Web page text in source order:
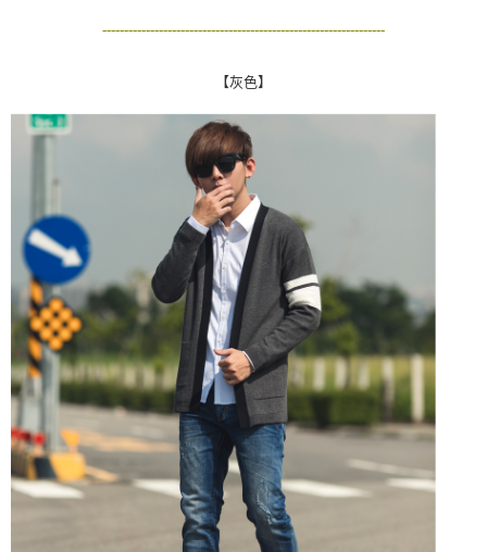
ATM／網路銀行／等多元方式進行付款，方視為交易完成。
購買商品的店家。未經商家同意取消之訂單仍視為有效，需透過AFTEE先享
※ 交易是否成功請以「AFTEE先享後付 」之結帳頁面顯示為準，若有關於
是否繳費成功／繳費後需取消欲退款等相關疑問，請聯繫「AFTEE先享後付
https://netprotections.freshdesk.com/support/home
１．透過由恩沛科技股份有限公司提供之「AFTEE先享後付」服務完成之交
易，需依本服務之必要範圍內提供個人資料，並將交易相關給付款項請求債
權轉讓予恩沛科技股份有限公司。
２．關於個人資料處理事宜，請瀏覽以下網址：
https://aftee.tw/terms/#terms3
３．未成年的使用者請事先徵得法定代理人或監護人之同意方可使用
「AFTEE先享後付」，若未經同意申辦者引起之損失，本公司不負相關責
任。
４．使用「AFTEE先享後付」時，將依據個別帳號之用戶狀況，依本公司即
時審查核予不同之上限額度；若仍有額度不足之情形，本公司將視審查結果
請求用戶進行身份認證。
５．嚴禁一人註冊多個帳號或使用他人資訊註冊。若發現惡意使用之情形，
恩沛科技股份有限公司將有權停止該用戶之使用額度並採取法律行動。
每筆NT$80，滿NT$1,800(含以上)免運費
先付款後7-11取貨
每筆NT$80，滿NT$1,800(含以上)免運費
每筆NT$120，滿NT$3,000(含以上)免運費
-----------------------------------------------------------------
【灰色】